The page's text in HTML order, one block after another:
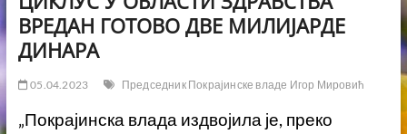
ВРЕДАН ГОТОВО ДВЕ МИЛИЈАРДЕ
ДИНАРА
05.04.2023 Председник Покрајинске владе Игор Мировић
„Покрајинска влада издвојила је, преко